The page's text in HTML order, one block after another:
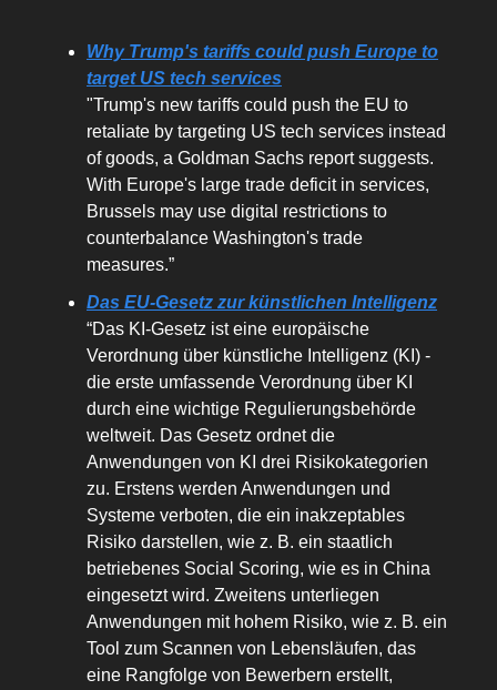
Why Trump's tariffs could push Europe to
target US tech services
"Trump's new tariffs could push the EU to
retaliate by targeting US tech services instead
of goods, a Goldman Sachs report suggests.
With Europe's large trade deficit in services,
Brussels may use digital restrictions to
counterbalance Washington's trade
measures.”
Das EU-Gesetz zur künstlichen Intelligenz
“Das KI-Gesetz ist eine europäische
Verordnung über künstliche Intelligenz (KI) -
die erste umfassende Verordnung über KI
durch eine wichtige Regulierungsbehörde
weltweit. Das Gesetz ordnet die
Anwendungen von KI drei Risikokategorien
zu. Erstens werden Anwendungen und
Systeme verboten, die ein inakzeptables
Risiko darstellen, wie z. B. ein staatlich
betriebenes Social Scoring, wie es in China
eingesetzt wird. Zweitens unterliegen
Anwendungen mit hohem Risiko, wie z. B. ein
Tool zum Scannen von Lebensläufen, das
eine Rangfolge von Bewerbern erstellt,